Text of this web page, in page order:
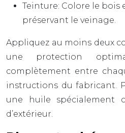
Teinture: Colore le
préservant le veinage.
Appliquez au moins deux
une protection
complètement entre
instructions du fabricant.
une huile spécialement
d’extérieur.